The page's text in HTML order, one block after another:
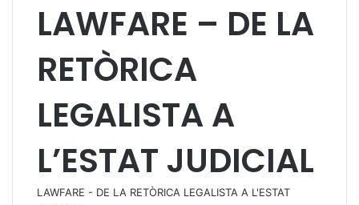
LAWFARE – DE LA
RETÒRICA
LEGALISTA A
L’ESTAT JUDICIAL
LAWFARE - DE LA RETÒRICA LEGALISTA A L'ESTAT